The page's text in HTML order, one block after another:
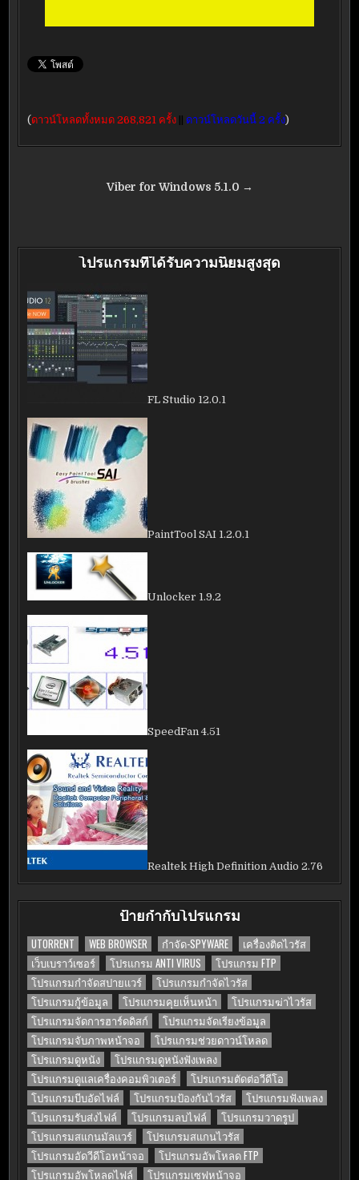
(ดาวน์โหลดทั้งหมด 268,821 ครั้ง ดาวน์โหลดวันนี้ 2 ครั้ง)
Viber for Windows 5.1.0 →
โปรแกรมที่ได้รับความนิยมสูงสุด
FL Studio 12.0.1
PaintTool SAI 1.2.0.1
Unlocker 1.9.2
SpeedFan 4.51
Realtek High Definition Audio 2.76
ป้ายกำกับโปรแกรม
UTORRENT WEB BROWSER กำจัด-SPYWARE
เครื่องติดไวรัส
เว็บเบราว์เซอร์
โปรแกรม ANTI VIRUS
โปรแกรม FTP
โปรแกรมกำจัดสปายแวร์
โปรแกรมกำจัดไวรัส
โปรแกรมกู้ข้อมูล
โปรแกรมคุยเห็นหน้า
โปรแกรมฆ่าไวรัส
โปรแกรมจัดการฮาร์ดดิสก์
โปรแกรมจัดเรียงข้อมูล
โปรแกรมจับภาพหน้าจอ
โปรแกรมช่วยดาวน์โหลด
โปรแกรมดูหนัง
โปรแกรมดูหนังฟังเพลง
โปรแกรมดูแลเครื่องคอมพิวเตอร์
โปรแกรมตัดต่อวีดีโอ
โปรแกรมบีบอัดไฟล์
โปรแกรมป้องกันไวรัส
โปรแกรมฟังเพลง
โปรแกรมรับส่งไฟล์
โปรแกรมลบไฟล์
โปรแกรมวาดรูป
โปรแกรมสแกนมัลแวร์
โปรแกรมสแกนไวรัส
โปรแกรมอัดวีดีโอหน้าจอ
โปรแกรมอัพโหลด FTP
โปรแกรมอัพโหลดไฟล์
โปรแกรมเซฟหน้าจอ